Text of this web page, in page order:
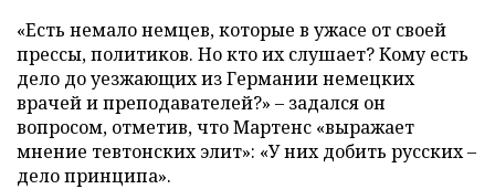
«Есть немало немцев, которые в ужасе от своей
прессы, политиков. Но кто их слушает? Кому есть
дело до уезжающих из Германии немецких
врачей и преподавателей?» – задался он
вопросом, отметив, что Мартенс «выражает
мнение тевтонских элит»: «У них добить русских –
дело принципа».